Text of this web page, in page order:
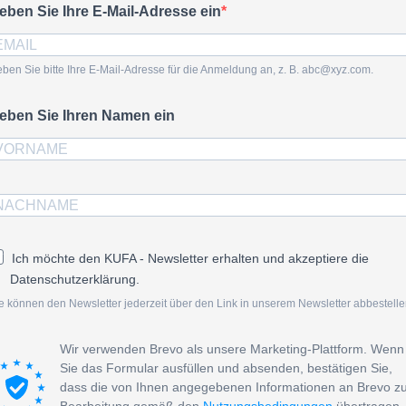
Sie Ihre E-Mail-Adresse ein
Sie bitte Ihre E-Mail-Adresse für die Anmeldung an, z. B. abc@xyz.com.
Sie Ihren Namen ein
Ich möchte den KUFA - Newsletter erhalten und akzeptiere die
Datenschutzerklärung.
können den Newsletter jederzeit über den Link in unserem Newsletter
Wir verwenden Brevo als unsere Marketing-Plattform. Wenn
Sie das Formular ausfüllen und absenden, bestätigen Sie,
dass die von Ihnen angegebenen Informationen an Brevo